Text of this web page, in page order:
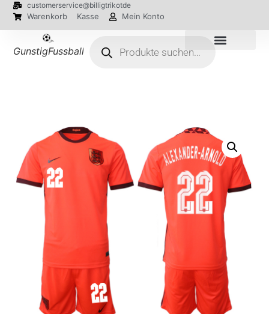
customerservice@billigtrikotde
Warenkorb Kasse Mein Konto
GunstigFussballTrikot